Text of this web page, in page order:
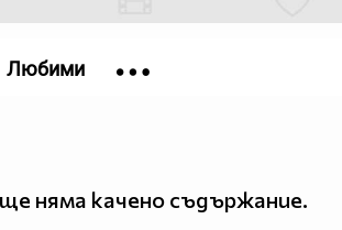
няма качено съдържание.
Любими